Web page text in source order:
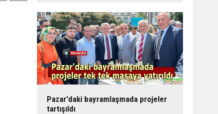
Pazar'daki bayramlaşmada projeler
tartışıldı